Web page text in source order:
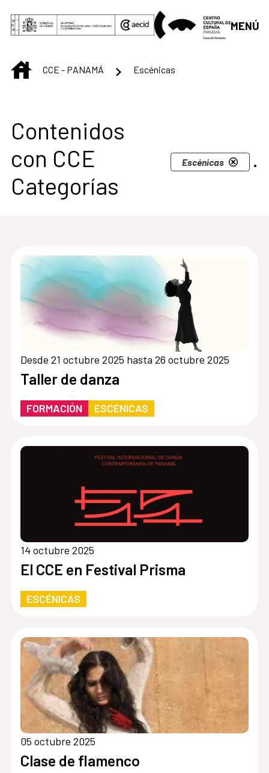
Saltar al contenido principal
MENÚ
INICIOCCE - PANAMÁ Escénicas
Centro Cultural de
Contenidos
con CCE
Categorías
Escénicas .
Desde 21 octubre 2025 hasta 26 octubre 2025
Taller de danza
FORMACIÓN ESCÉNICAS
14 octubre 2025
El CCE en Festival Prisma
ESCÉNICAS
05 octubre 2025
Clase de flamenco